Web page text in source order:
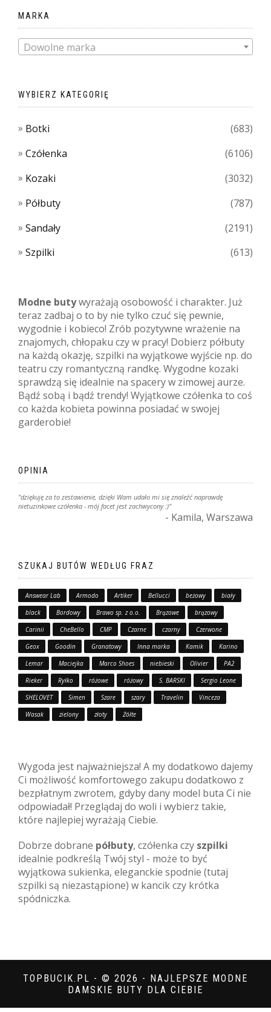
MARKA
Dowolne marka
WYBIERZ KATEGORIĘ
Botki
(683)
Czółenka
(6106)
Kozaki
(3032)
Półbuty
(787)
Sandały
(2191)
Szpilki
(613)
Modne butywyrażają osobowość i charakter. Już
teraz zadbaj o to by nie tylko czuć się pewnie,
wygodnie i kobieco! Zrób pozytywne wrażenie na
znajomych, chłopaku czy w pracy! Dobierz półbuty
na każdą okazję, szpilki na wyjątkowe wyjście np. do
teatru czy romantyczną randkę. Wygodne kozaki
sprawdzą się idealnie na spacery w zimowej aurze.
Bądź sobą i bądź trendy! Wyjątkowe czółenka to coś
co każda kobieta powinna posiadać w swojej
garderobie!
OPINIA
"dziękuję za to zestawienie, dzięki Wam udało mi się znaleźć naprawdę
nietuzinkowe czółenka - mój facet jest zachwycony :)"
- Kamila, Warszawa
SZUKAJ BUTÓW WEDŁUG FRAZ
Answear Lab Armodo Artiker Bellucci beżowy
biały
black
Bordowy Brawo sp. z o.o. Brązowe
brązowy
Carinii
CheBello CMP Czarne czarny
Czerwone
Geox
Goodin Granatowy Inna marka Kamik
Karino
Lemar
Maciejka Marco Shoes niebieski Olivier
PA2
Rieker
Ryłko różowe różowy S. BARSKI
Sergio Leone
SHELOVET
Simen Szare szary Travelin
Vinceza
Wasak
zielony złoty Żółte
Wygoda jest najważniejsza! A my dodatkowo dajemy
Ci możliwość komfortowego zakupu dodatkowo z
bezpłatnym zwrotem, gdyby dany model buta Ci nie
odpowiadał! Przeglądaj do woli i wybierz takie,
które najlepiej wyrażają Ciebie.
Dobrze dobrane półbuty, czółenka czy szpilki
idealnie podkreślą Twój styl - może to być
wyjątkowa sukienka, eleganckie spodnie (tutaj
szpilki są niezastąpione) w kancik czy krótka
spódniczka.
TOPBUCIK.PL - © 2026 - NAJLEPSZE MODNE
DAMSKIE BUTY DLA CIEBIE